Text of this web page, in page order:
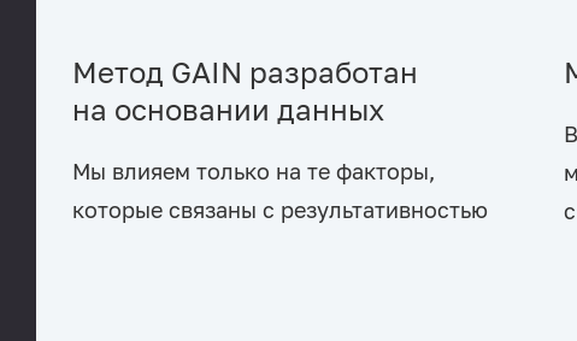
Метод GAIN разработан
на основании данных
Мы влияем только на те факторы,
которые связаны с результативностью